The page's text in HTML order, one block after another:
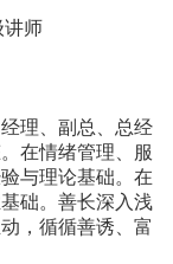
讲师
理、副总、总经
在情绪管理、服
与理论基础。在
础。善长深入浅
，循循善诱、富